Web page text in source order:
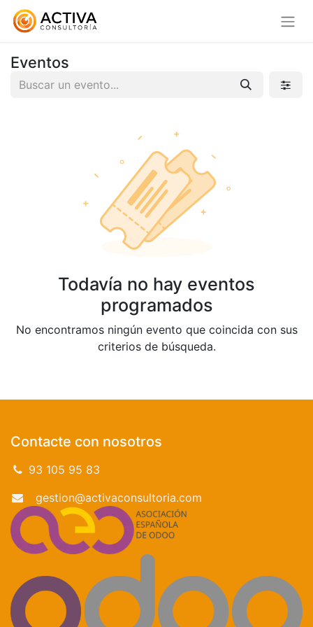
Eventos
Todavía no hay eventos
programados
No encontramos ningún evento que coincida con sus
criterios de búsqueda.
Contacte con nosotros
93 105 95 83
gestion@activaconsultoria.com